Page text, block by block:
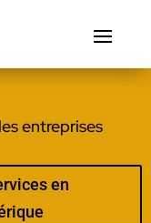
entreprises
en